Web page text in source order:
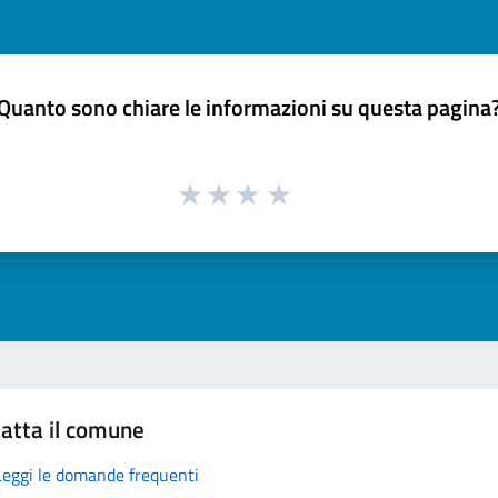
sono chiare le informazioni su questa
il comune
le domande frequenti